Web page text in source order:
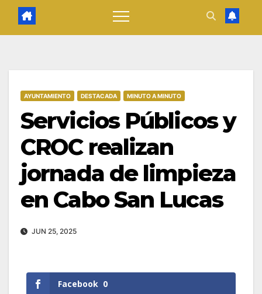
AYUNTAMIENTO DESTACADA MINUTO A MINUTO
Servicios Públicos y
CROC realizan
jornada de limpieza
en Cabo San Lucas
JUN 25, 2025
Facebook 0